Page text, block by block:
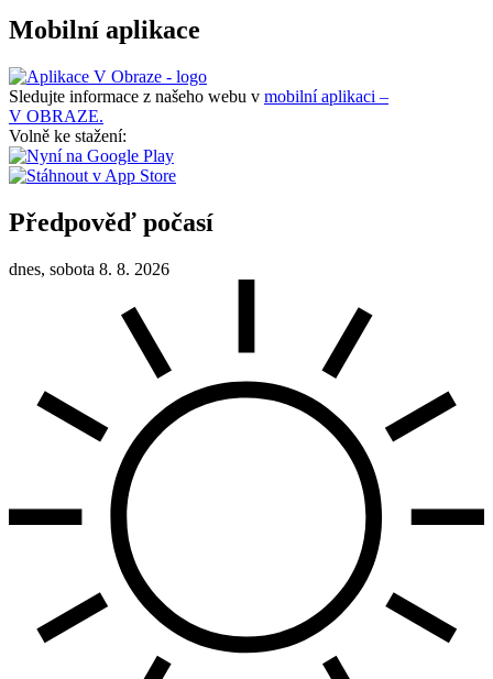
Mobilní aplikace
Sledujte informace z našeho webu v mobilní aplikaci –
V OBRAZE.
Volně ke stažení:
Předpověď počasí
dnes, sobota 8. 8. 2026